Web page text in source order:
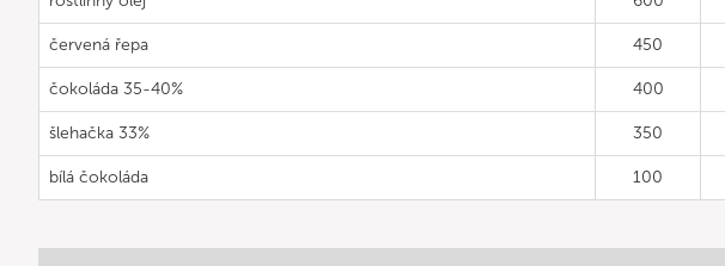
červená řepa 450
čokoláda 35-40% 400
šlehačka 33% 350
bílá čokoláda 100